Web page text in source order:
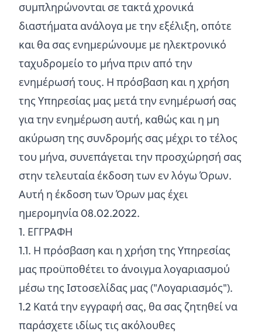
συμπληρώνονται σε τακτά χρονικά
διαστήματα ανάλογα με την εξέλιξη, οπότε
και θα σας ενημερώνουμε με ηλεκτρονικό
ταχυδρομείο το μήνα πριν από την
ενημέρωσή τους. Η πρόσβαση και η χρήση
της Υπηρεσίας μας μετά την ενημέρωσή σας
για την ενημέρωση αυτή, καθώς και η μη
ακύρωση της συνδρομής σας μέχρι το τέλος
του μήνα, συνεπάγεται την προσχώρησή σας
στην τελευταία έκδοση των εν λόγω Όρων.
Αυτή η έκδοση των Όρων μας έχει
ημερομηνία 08.02.2022.
1. ΕΓΓΡΑΦΗ
1.1. Η πρόσβαση και η χρήση της Υπηρεσίας
μας προϋποθέτει το άνοιγμα λογαριασμού
μέσω της Ιστοσελίδας μας ("Λογαριασμός").
1.2 Κατά την εγγραφή σας, θα σας ζητηθεί να
παράσχετε ιδίως τις ακόλουθες